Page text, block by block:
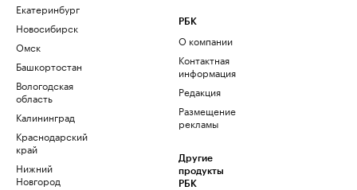
Екатеринбург
Новосибирск
Омск
Башкортостан
Вологодская
область
Калининград
Краснодарский
край
Нижний
Новгород
РБК
О компании
Контактная
информация
Редакция
Размещение
рекламы
Другие
продукты
РБК